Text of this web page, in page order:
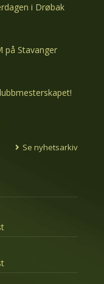
i Drøbak
på Stavanger
Se nyhetsarkiv